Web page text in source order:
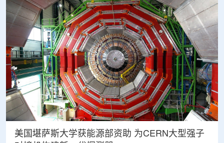
美国堪萨斯大学获能源部资助 为CERN大型强子